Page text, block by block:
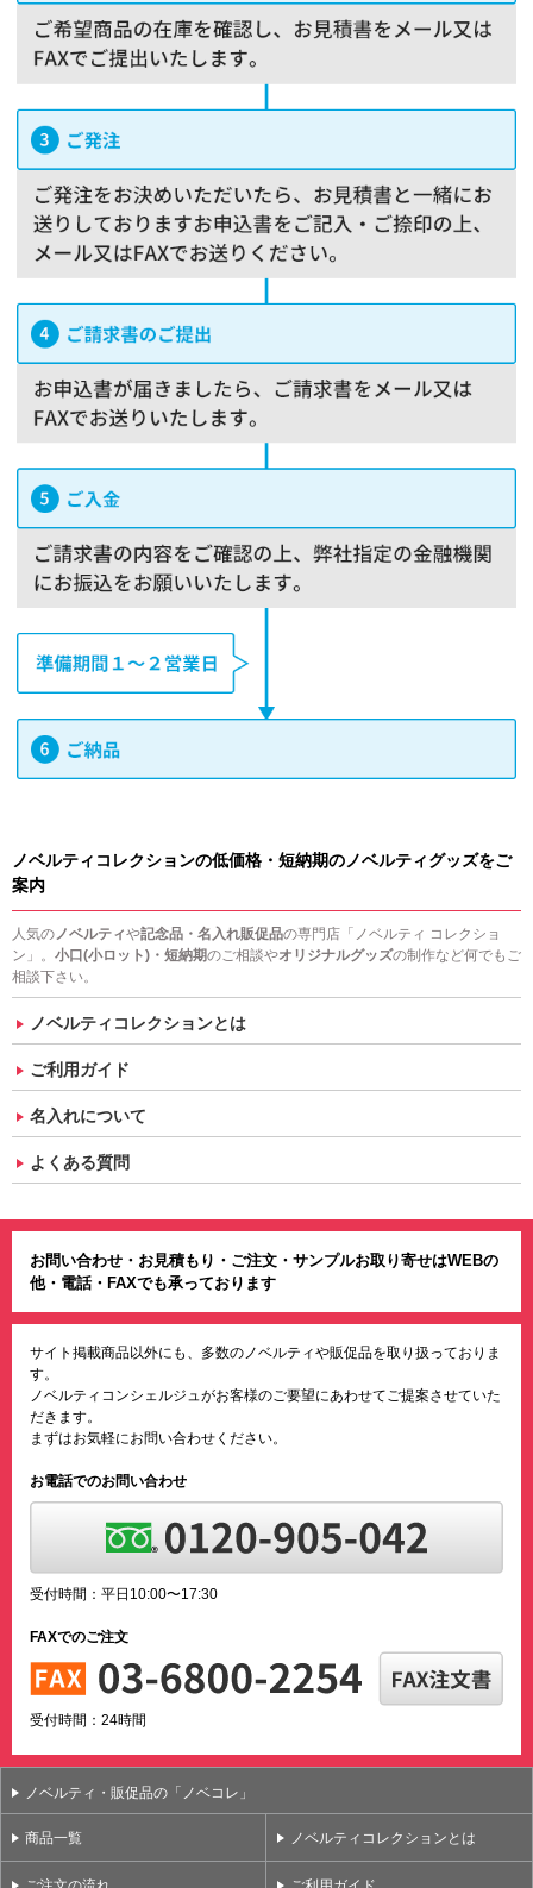
ノベルティコレクションの低価格・短納期のノベルティグッズをご
案内
人気のノベルティや記念品・名入れ販促品の専門店「ノベルティ コレクショ
ン」。 小口(小ロット)・短納期のご相談やオリジナルグッズの制作など何でもご
相談下さい。
ノベルティコレクションとは
ご利用ガイド
名入れについて
よくある質問
お問い合わせ・お見積もり・ご注文・サンプルお取り寄せはWEBの
他・電話・FAXでも承っております
サイト掲載商品以外にも、多数のノベルティや販促品を取り扱っておりま
す。
ノベルティコンシェルジュがお客様のご要望にあわせてご提案させていた
だきます。
まずはお気軽にお問い合わせください。
お電話でのお問い合わせ
受付時間：平日10:00〜17:30
FAXでのご注文
受付時間：24時間
ノベルティ・販促品の「ノベコレ」
商品一覧 ノベルティコレクションとは